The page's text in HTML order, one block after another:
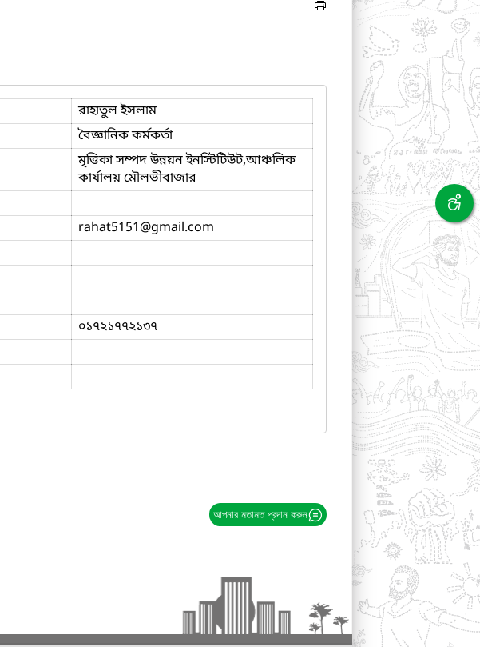
রাহাতুল ইসলাম
বৈজ্ঞানিক কর্মকর্তা
মৃত্তিকা সম্পদ উন্নয়ন ইনস্টিটিউট,আঞ্চলিক
কার্যালয় মৌলভীবাজার
rahat5151@gmail.com
০১৭২১৭৭২১৩৭
আপনার মতামত প্রদান করুন